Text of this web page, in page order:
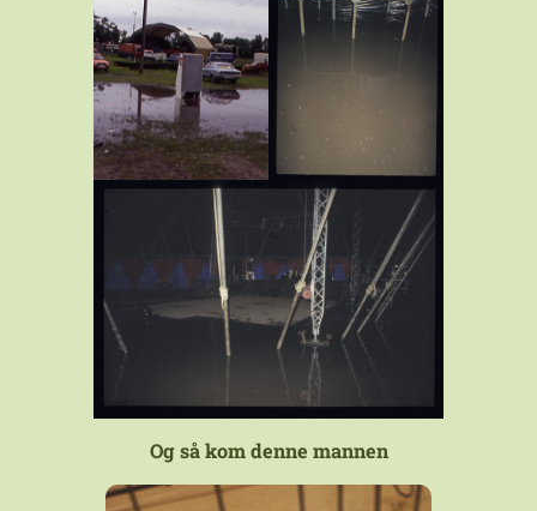
Og så kom denne mannen